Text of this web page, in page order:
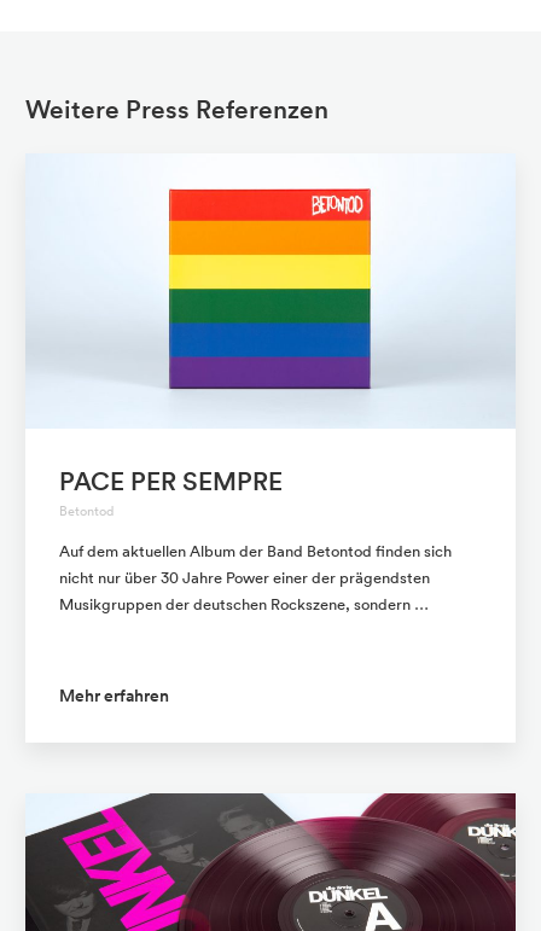
Weitere Press Referenzen
PACE PER SEMPRE
Betontod
Auf dem aktuellen Album der Band Betontod finden sich
nicht nur über 30 Jahre Power einer der prägendsten
Musikgruppen der deutschen Rockszene, sondern …
Mehr erfahren